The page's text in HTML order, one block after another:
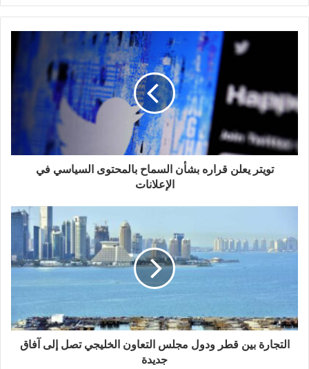
ر
إ
ل
ت
ر
تويتر يعلن قراره بشأن السماح بالمحتوى السياسي في
الإعلانات
التجارة بين قطر ودول مجلس التعاون الخليجي تصل إلى آفاق
جديدة